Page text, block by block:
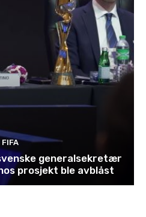
FIFA
generalsekretær
prosjekt ble avblåst